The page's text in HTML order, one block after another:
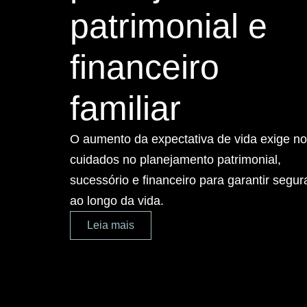
patrimonial e
financeiro
familiar
O aumento da expectativa de vida exige
cuidados no planejamento patrimonial,
sucessório e financeiro para garantir
ao longo da vida.
Leia mais